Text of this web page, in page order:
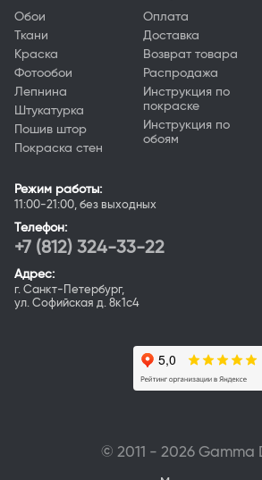
Обои
Ткани
Краска
Фотообои
Лепнина
Штукатурка
Пошив штор
Покраска стен
Оплата
Доставка
Возврат товара
Распродажа
Инструкция по
покраске
Инструкция по
обоям
Режим работы:
11:00-21:00, без выходных
Телефон:
+7 (812) 324-33-22
Адрес:
г. Санкт-Петербург,
ул. Софийская д. 8к1с4
© 2011 - 2026 Gamma